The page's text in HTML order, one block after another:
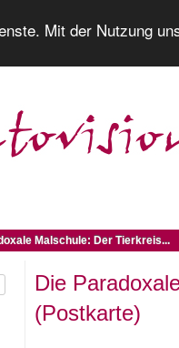
Mit der Nutzung
Malschule: Der Tierkreis...
Die
(Postkarte)